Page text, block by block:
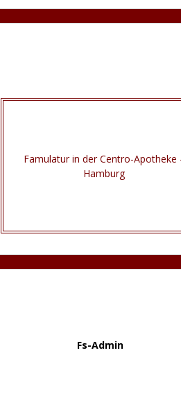
Famulatur in der Centro-Apotheke
Hamburg
Fs-Admin